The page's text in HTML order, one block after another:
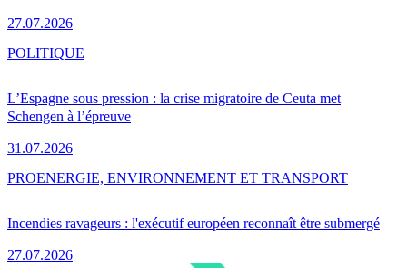
27.07.2026
L’Espagne sous pression : la crise migratoire de Ceuta met
Schengen à l’épreuve
31.07.2026
POLITIQUE
Incendies ravageurs : l'exécutif européen reconnaît être submergé
27.07.2026
PROENERGIE, ENVIRONNEMENT ET TRANSPORT